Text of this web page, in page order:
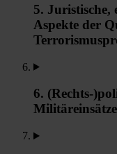
5. Juristische,
Aspekte der
6. (Rechts-